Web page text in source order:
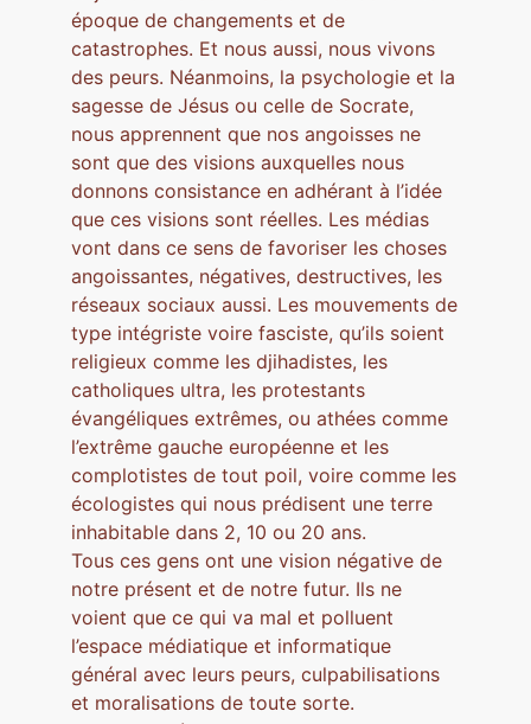
époque de changements et de
catastrophes. Et nous aussi, nous vivons
des peurs. Néanmoins, la psychologie et la
sagesse de Jésus ou celle de Socrate,
nous apprennent que nos angoisses ne
sont que des visions auxquelles nous
donnons consistance en adhérant à l’idée
que ces visions sont réelles. Les médias
vont dans ce sens de favoriser les choses
angoissantes, négatives, destructives, les
réseaux sociaux aussi. Les mouvements de
type intégriste voire fasciste, qu’ils soient
religieux comme les djihadistes, les
catholiques ultra, les protestants
évangéliques extrêmes, ou athées comme
l’extrême gauche européenne et les
complotistes de tout poil, voire comme les
écologistes qui nous prédisent une terre
inhabitable dans 2, 10 ou 20 ans.
Tous ces gens ont une vision négative de
notre présent et de notre futur. Ils ne
voient que ce qui va mal et polluent
l’espace médiatique et informatique
général avec leurs peurs, culpabilisations
et moralisations de toute sorte.